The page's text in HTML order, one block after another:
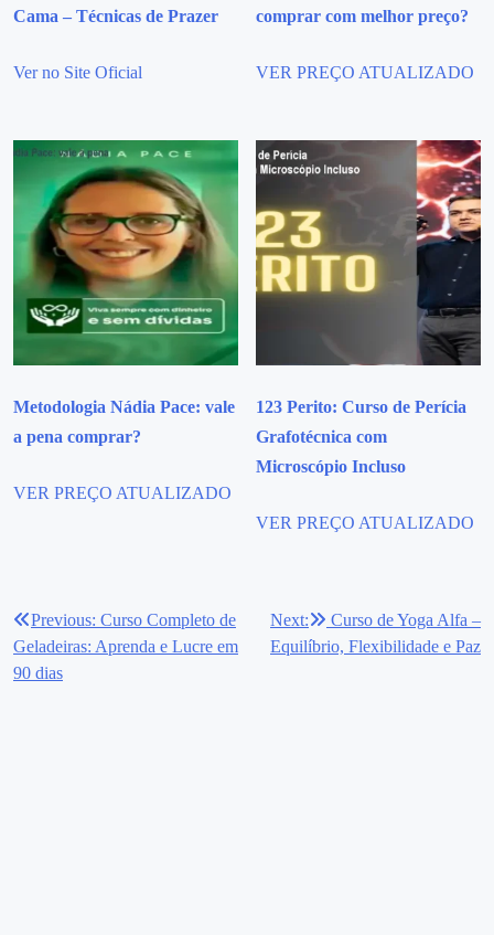
Cama – Técnicas de Prazer
Ver no Site Oficial
comprar com melhor preço?
VER PREÇO ATUALIZADO
Metodologia Nádia Pace: vale
a pena comprar?
VER PREÇO ATUALIZADO
123 Perito: Curso de Perícia
Grafotécnica com
Microscópio Incluso
VER PREÇO ATUALIZADO
Navegação
de
Previous: Curso Completo de
Geladeiras: Aprenda e Lucre em
90 dias
Next:
Curso de Yoga Alfa –
Equilíbrio, Flexibilidade e Paz